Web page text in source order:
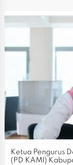
Ketua Pengurus
(PD KAMI)